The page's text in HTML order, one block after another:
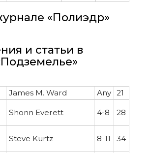
«Полиэдр»
и статьи в
James M. Ward Any 21
Shonn Everett 4-8 28
Steve Kurtz 8-11 34